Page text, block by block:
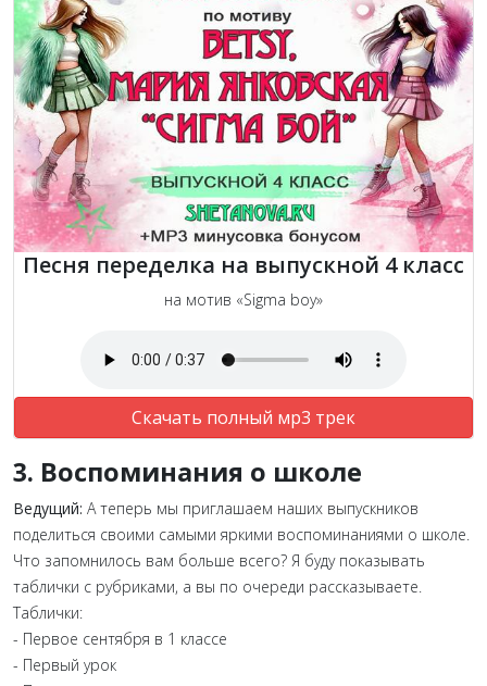
Песня переделка на выпускной 4 класс
на мотив «Sigma boy»
Скачать полный мр3 трек
3. Воспоминания о школе
Ведущий: А теперь мы приглашаем наших выпускников
поделиться своими самыми яркими воспоминаниями о школе.
Что запомнилось вам больше всего? Я буду показывать
таблички с рубриками, а вы по очереди рассказываете.
Таблички:
- Первое сентября в 1 классе
- Первый урок